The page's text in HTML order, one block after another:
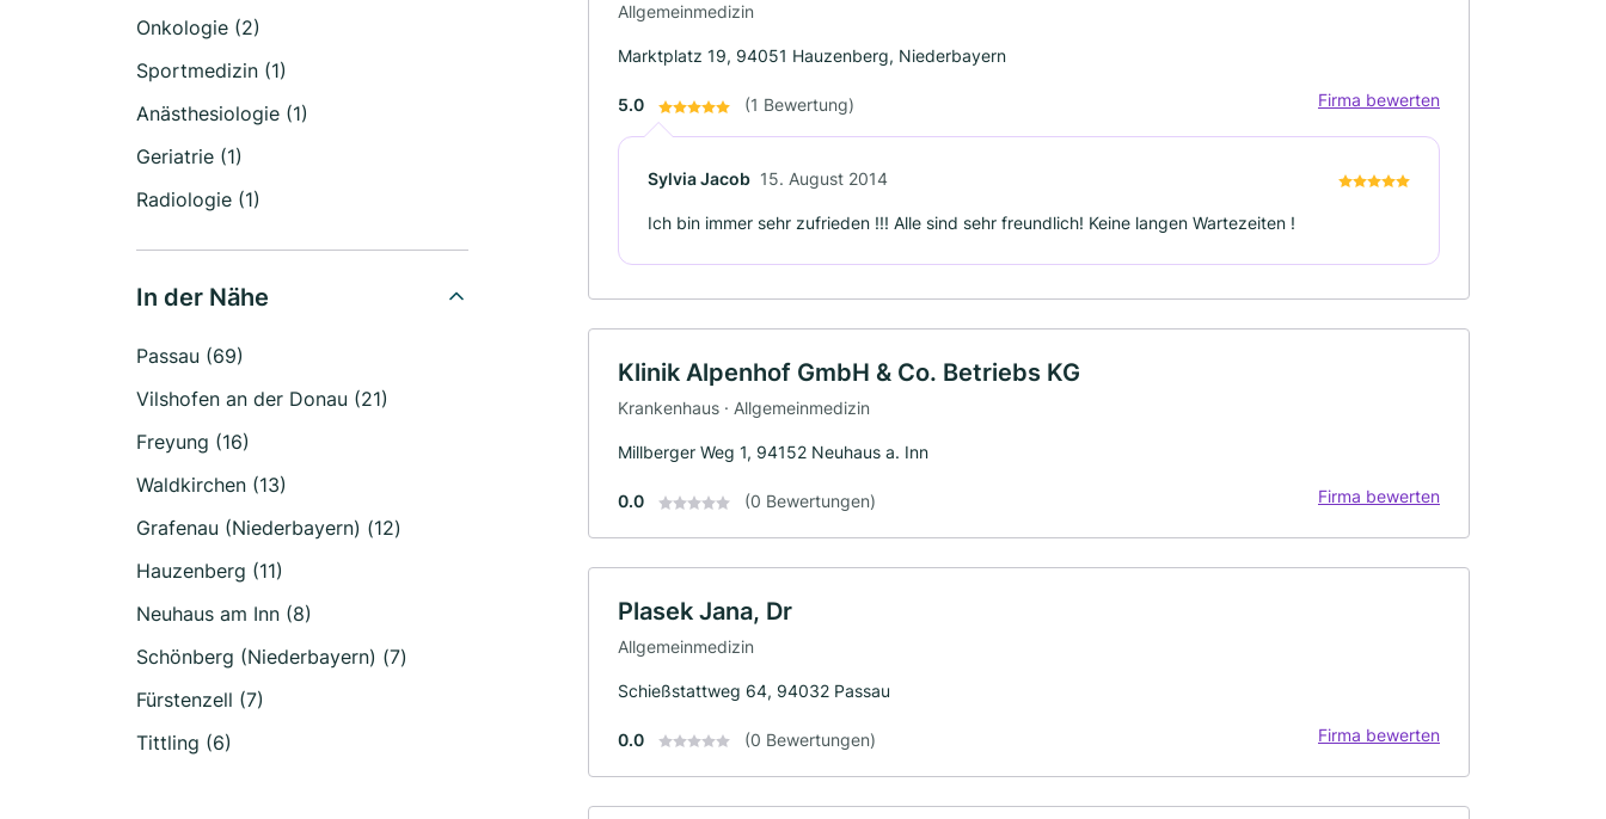
Onkologie (2)
Sportmedizin (1)
Anästhesiologie (1)
Geriatrie (1)
Radiologie (1)
In der Nähe
Passau (69)
Vilshofen an der Donau (21)
Freyung (16)
Waldkirchen (13)
Grafenau (Niederbayern) (12)
Hauzenberg (11)
Neuhaus am Inn (8)
Schönberg (Niederbayern) (7)
Fürstenzell (7)
Tittling (6)
Allgemeinmedizin
Marktplatz 19, 94051 Hauzenberg, Niederbayern
5.0 (1 Bewertung) Firma bewerten
Sylvia Jacob 15. August 2014
Ich bin immer sehr zufrieden !!! Alle sind sehr freundlich! Keine langen Wartezeiten !
Klinik Alpenhof GmbH & Co. Betriebs KG
Krankenhaus · Allgemeinmedizin
Millberger Weg 1, 94152 Neuhaus a. Inn
0.0 (0 Bewertungen) Firma bewerten
Plasek Jana, Dr
Allgemeinmedizin
Schießstattweg 64, 94032 Passau
0.0 (0 Bewertungen) Firma bewerten